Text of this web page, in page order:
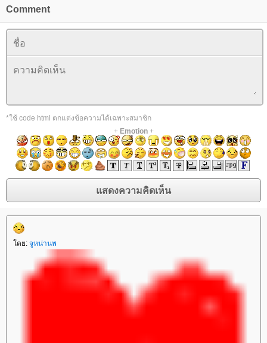
Comment
*ใช้ code html ตกแต่งข้อความได้เฉพาะสมาชิก
+ Emotion+
ดย: จูหน่านพ